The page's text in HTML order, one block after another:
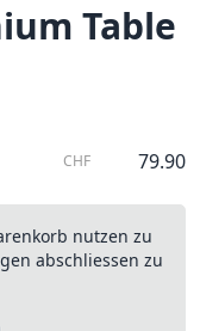
Table
CHF 79.90
nutzen zu
abschliessen zu